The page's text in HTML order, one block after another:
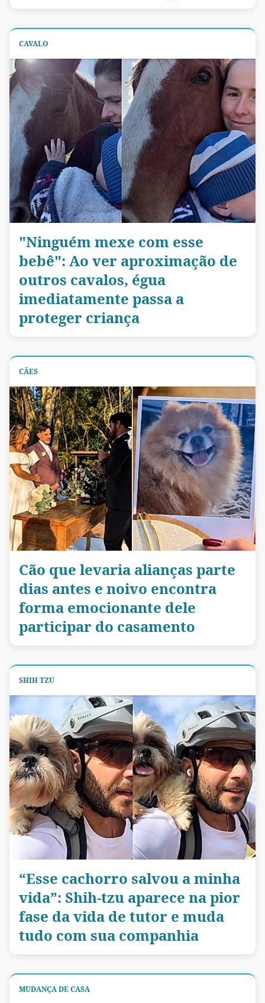
CAVALO
"Ninguém mexe com esse
bebê": Ao ver aproximação de
outros cavalos, égua
imediatamente passa a
proteger criança
CÃES
Cão que levaria alianças parte
dias antes e noivo encontra
forma emocionante dele
participar do casamento
SHIH TZU
“Esse cachorro salvou a minha
vida”: Shih-tzu aparece na pior
fase da vida de tutor e muda
tudo com sua companhia
MUDANÇA DE CASA